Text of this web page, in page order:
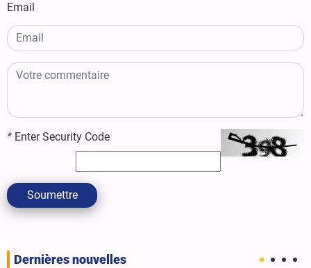
Email
* Enter Security Code
Soumettre
Dernières nouvelles